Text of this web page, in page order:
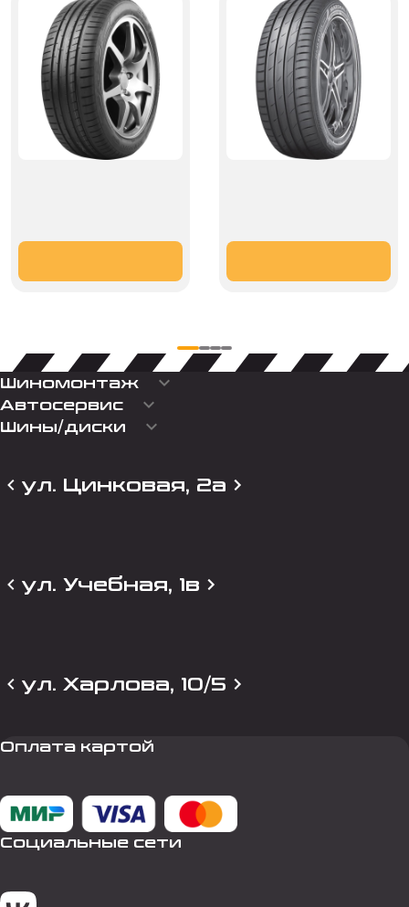
Шиномонтаж keyboard_arrow_down
Автосервис keyboard_arrow_down
Шины/диски keyboard_arrow_down
ул. Цинковая, 2а
ул. Учебная, 1в
ул. Харлова, 10/5
Оплата картой
Социальные сети